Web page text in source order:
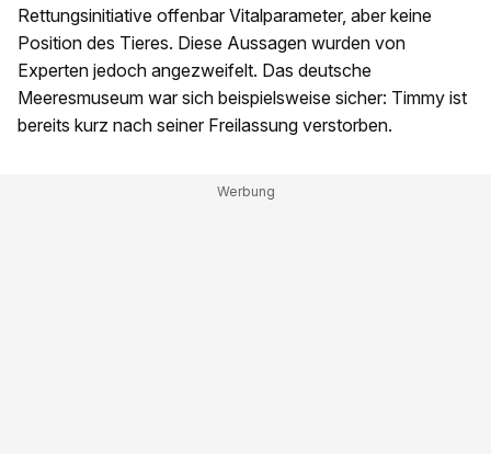
Rettungsinitiative offenbar Vitalparameter, aber keine
Position des Tieres. Diese Aussagen wurden von
Experten jedoch angezweifelt. Das deutsche
Meeresmuseum war sich beispielsweise sicher: Timmy ist
bereits kurz nach seiner Freilassung verstorben.